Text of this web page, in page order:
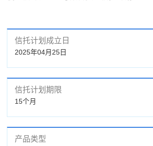
信托计划成立日
2025年04月25日
信托计划期限
15个月
产品类型